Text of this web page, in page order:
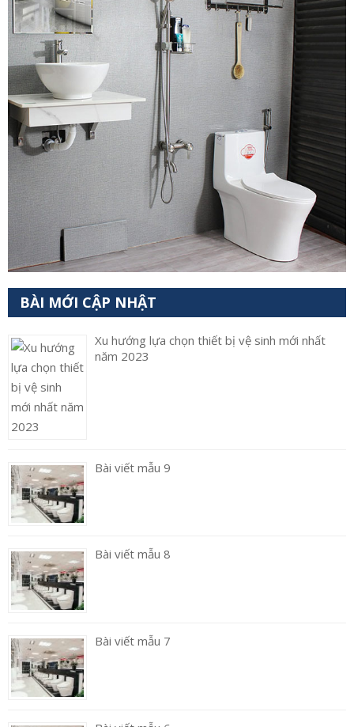
BÀI MỚI CẬP NHẬT
Xu hướng lựa chọn thiết bị vệ sinh mới nhất
năm 2023
Bài viết mẫu 9
Bài viết mẫu 8
Bài viết mẫu 7